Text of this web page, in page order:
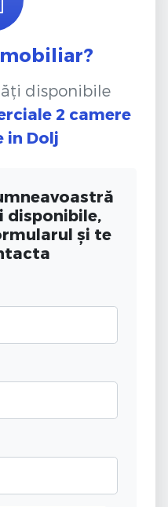
disponibile
2 camere
in Dolj
disponibile,
și te